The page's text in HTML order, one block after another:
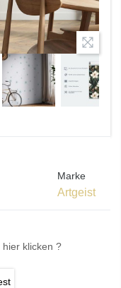
Marke
Artgeist
klicken ?